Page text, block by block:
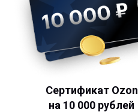
Сертификат Ozon
на 10 000 рублей